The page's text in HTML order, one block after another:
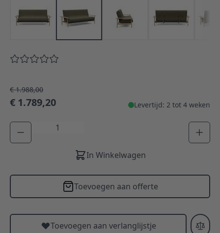
€ 1.988,00
€ 1.789,20 Levertijd: 2 tot 4 weken
Aantal
In Winkelwagen
Toevoegen aan offerte
Toevoegen aan verlanglijstje